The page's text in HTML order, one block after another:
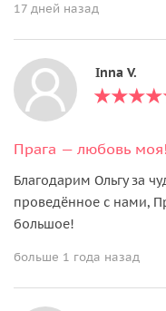
17 дней назад
Inna V.
Прага — любовь
Благодарим Ольгу за
проведённое с нами,
большое!
больше 1 года назад